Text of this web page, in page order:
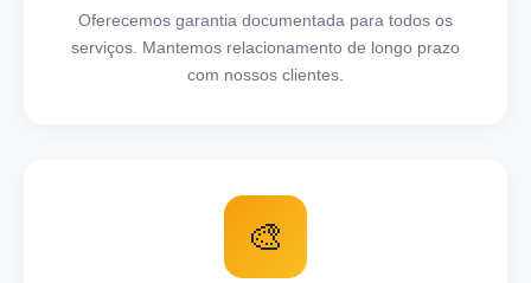
Oferecemos garantia documentada para todos os
serviços. Mantemos relacionamento de longo prazo
com nossos clientes.
🎨